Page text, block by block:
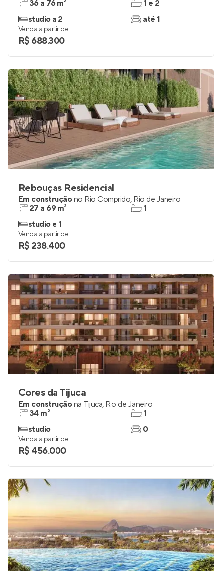
36 a 76 m²
studio a 2
1 e 2
até 1
Venda a partir de
R$ 688.300
Rebouças Residencial
Em construçãono Rio Comprido, Rio de Janeiro
27 a 69 m²
studio e 1
1
Venda a partir de
R$ 238.400
Cores da Tijuca
Em construçãona Tijuca, Rio de Janeiro
34 m²
studio
1
0
Venda a partir de
R$ 456.000